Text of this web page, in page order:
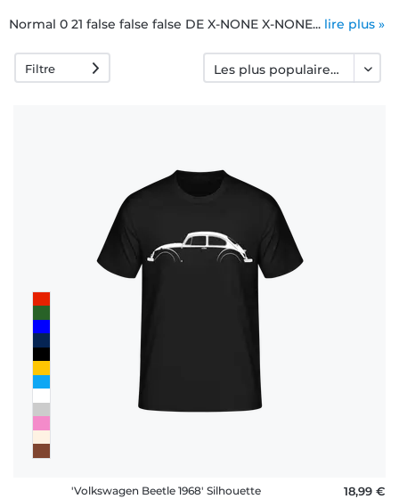
jours
Droit de
Normal 0 21 false false false DE X-NONE X-NONE... lire plus »
Filtre
'Volkswagen Beetle 1968' Silhouette
18,99 €